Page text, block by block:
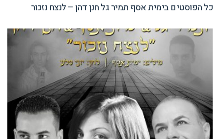
כל הפוסטים בימית אסף תמיר גל חנן דהן – לנצח נזכור